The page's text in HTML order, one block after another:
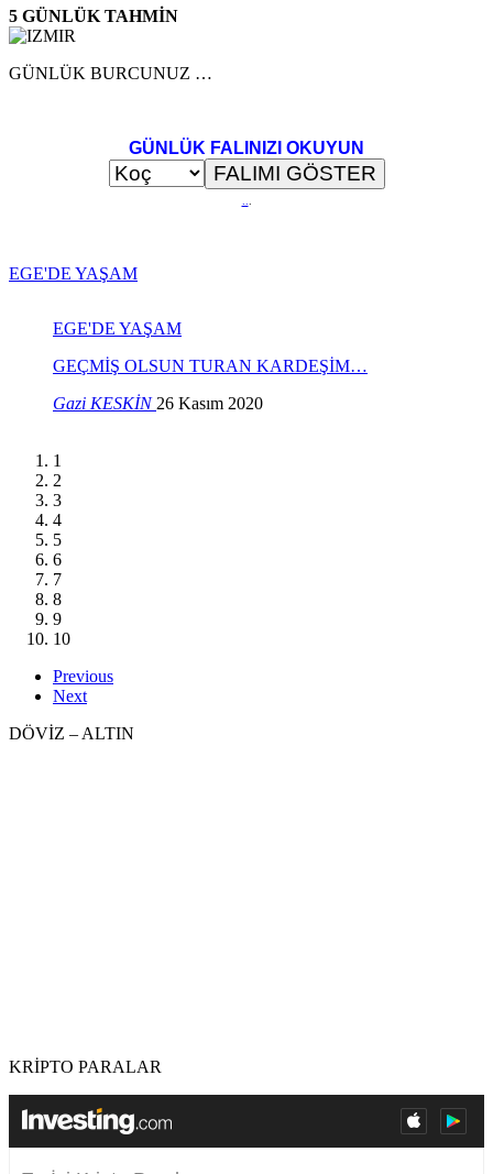
5 GÜNLÜK TAHMİN
GÜNLÜK BURCUNUZ …
GÜNLÜK FALINIZI OKUYUN
...
EGE'DE YAŞAM
KARDEŞİM…
Böyle vicdansızlık
1
2
3
4
5
6
7
8
9
10
Previous
Next
DÖVİZ – ALTIN
KRİPTO PARALAR